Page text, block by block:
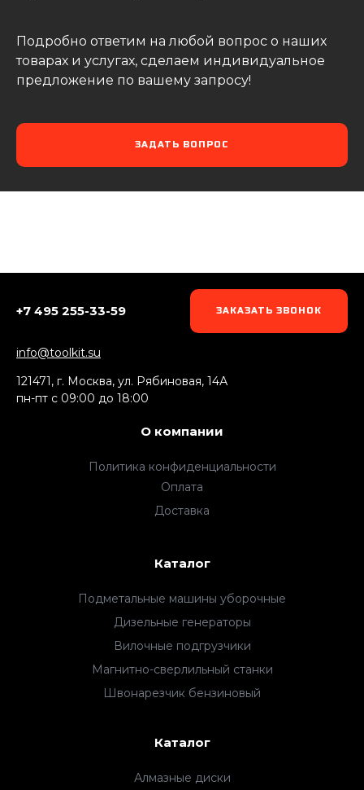
Подробно ответим на любой вопрос о наших
товарах и услугах, сделаем индивидуальное
предложение по вашему запросу!
ЗАДАТЬ ВОПРОС
+7 495 255-33-59 ЗАКАЗАТЬ ЗВОНОК
info@toolkit.su
121471, г. Москва, ул. Рябиновая, 14А
пн-пт c 09:00 до 18:00
О компании
Политика конфиденциальности
Оплата
Доставка
Каталог
Подметальные машины уборочные
Дизельные генераторы
Вилочные подгрузчики
Магнитно-сверлильный станки
Швонарезчик бензиновый
Каталог
Алмазные диски